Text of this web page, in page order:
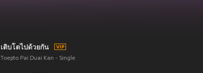
เติบโตไปด้วยกัน
Toepto Pai Duai Kan - Single